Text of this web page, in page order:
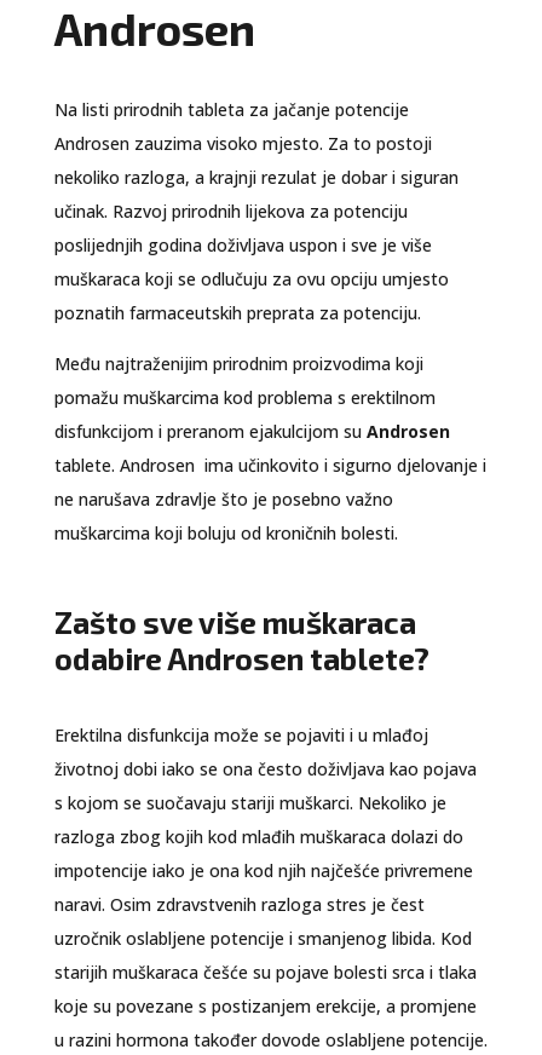
Androsen
Na listi prirodnih tableta za jačanje potencije
Androsen zauzima visoko mjesto. Za to postoji
nekoliko razloga, a krajnji rezulat je dobar i siguran
učinak. Razvoj prirodnih lijekova za potenciju
poslijednjih godina doživljava uspon i sve je više
muškaraca koji se odlučuju za ovu opciju umjesto
poznatih farmaceutskih preprata za potenciju.
Među najtraženijim prirodnim proizvodima koji
pomažu muškarcima kod problema s erektilnom
disfunkcijom i preranom ejakulcijom su Androsen
tablete. Androsen ima učinkovito i sigurno djelovanje i
ne narušava zdravlje što je posebno važno
muškarcima koji boluju od kroničnih bolesti.
Zašto sve više muškaraca
odabire Androsen tablete?
Erektilna disfunkcija može se pojaviti i u mlađoj
životnoj dobi iako se ona često doživljava kao pojava
s kojom se suočavaju stariji muškarci. Nekoliko je
razloga zbog kojih kod mlađih muškaraca dolazi do
impotencije iako je ona kod njih najčešće privremene
naravi. Osim zdravstvenih razloga stres je čest
uzročnik oslabljene potencije i smanjenog libida. Kod
starijih muškaraca češće su pojave bolesti srca i tlaka
koje su povezane s postizanjem erekcije, a promjene
u razini hormona također dovode oslabljene potencije.